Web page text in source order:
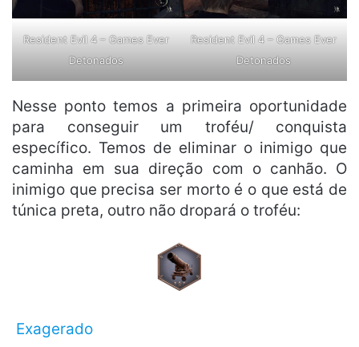
Resident Evil 4 – Games Ever
Detonados
Resident Evil 4 – Games Ever
Detonados
Nesse ponto temos a primeira oportunidade
para conseguir um troféu/ conquista
específico. Temos de eliminar o inimigo que
caminha em sua direção com o canhão. O
inimigo que precisa ser morto é o que está de
túnica preta, outro não dropará o troféu:
Exagerado